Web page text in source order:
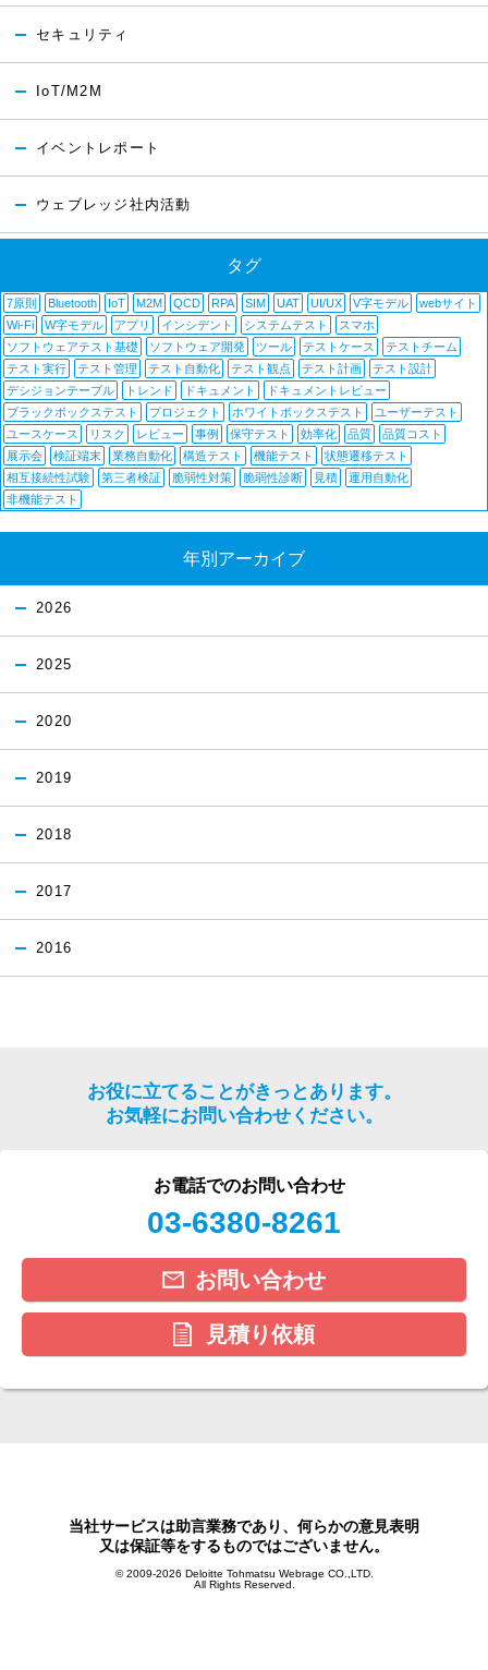
セキュリティ
IoT/M2M
イベントレポート
ウェブレッジ社内活動
タグ
7原則 Bluetooth IoT M2M QCD RPA SIM UAT UI/UX V字モデル
webサイト
Wi-Fi
W字モデル アプリ インシデント システムテスト
スマホ
ソフトウェアテスト基礎
ソフトウェア開発 ツール テストケース
テストチーム
テスト実行
テスト管理 テスト自動化 テスト観点 テスト計画
テスト設計
デシジョンテーブル
トレンド ドキュメント
ドキュメントレビュー
ブラックボックステスト
プロジェクト ホワイトボックステスト
ユーザーテスト
ユースケース
リスク レビュー 事例 保守テスト 効率化 品質
品質コスト
展示会
検証端末 業務自動化 構造テスト 機能テスト
状態遷移テスト
相互接続性試験
第三者検証 脆弱性対策 脆弱性診断 見積
運用自動化
非機能テスト
年別アーカイブ
2026
2025
2020
2019
2018
2017
2016
お役に立てることがきっとあります。
お気軽にお問い合わせください。
お電話でのお問い合わせ
03-6380-8261
お問い合わせ
見積り依頼
当社サービスは助言業務であり、何らかの意見表明
又は保証等をするものではございません。
© 2009-2026 Deloitte Tohmatsu Webrage CO.,LTD.
All Rights Reserved.